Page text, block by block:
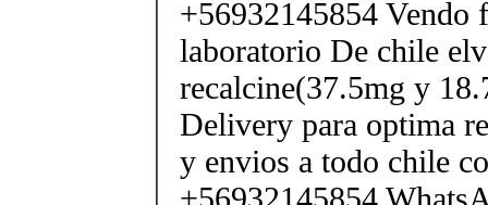
+56932145854 Vendo
laboratorio De chile
recalcine(37.5mg y
Delivery para optima
y envios a todo chile
+56932145854